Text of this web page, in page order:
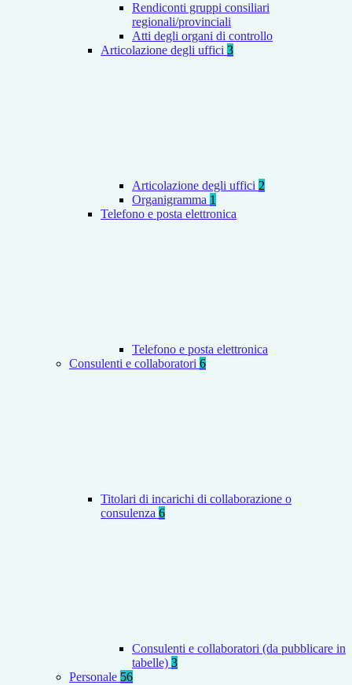
Rendiconti gruppi consiliari
regionali/provinciali
Atti degli organi di controllo
Articolazione degli uffici 3
Articolazione degli uffici 2
Organigramma 1
Telefono e posta elettronica
Telefono e posta elettronica
Consulenti e collaboratori 6
Titolari di incarichi di collaborazione o
consulenza 6
Consulenti e collaboratori (da pubblicare in
tabelle) 3
Personale 56